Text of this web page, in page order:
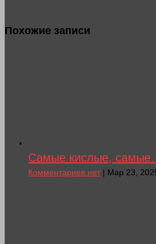
Похожие записи
Самые кислые,
Комментариев нет| Мар 23,